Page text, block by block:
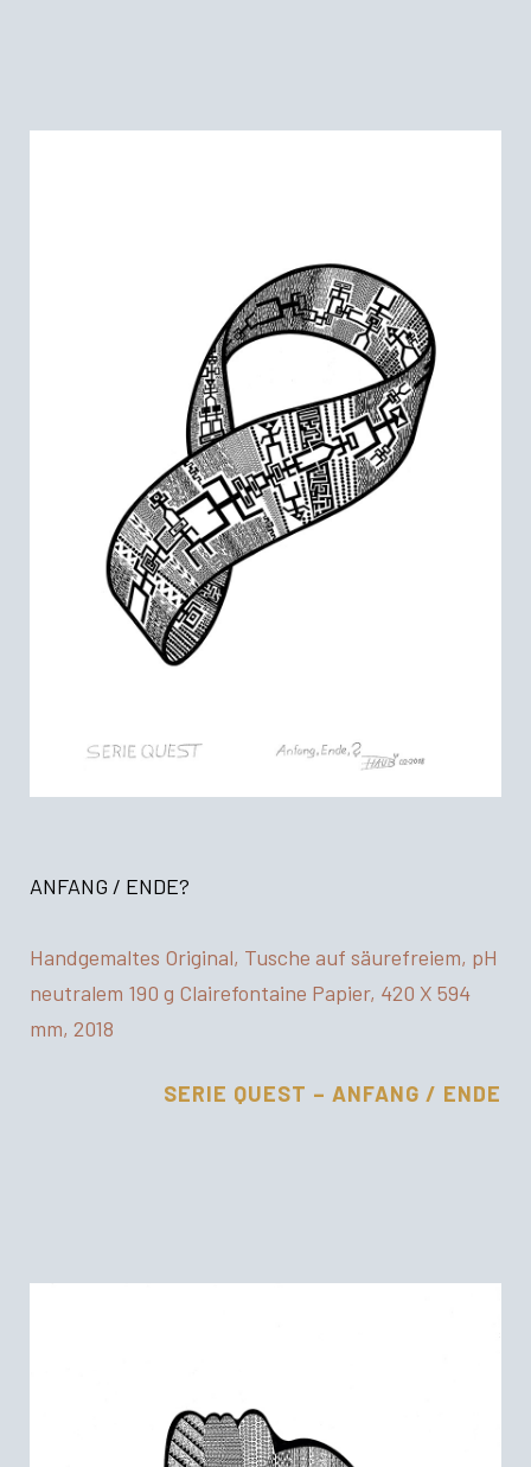
ANFANG / ENDE?
Handgemaltes Original, Tusche auf säurefreiem, pH
neutralem 190 g Clairefontaine Papier, 420 X 594
mm, 2018
SERIE QUEST – ANFANG / ENDE